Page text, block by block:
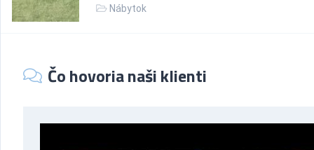
Nábytok
Čo hovoria naši klienti